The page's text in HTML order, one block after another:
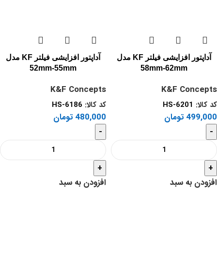
آداپتور افزایشی فیلتر KF مدل
58mm-62mm
K&F Concepts
کد کالا: HS-6201
499,000 تومان
-
+
افزودن به سبد
آداپتور افزایشی فیلتر KF مدل
52mm-55mm
K&F Concepts
کد کالا: HS-6186
480,000 تومان
-
+
افزودن به سبد